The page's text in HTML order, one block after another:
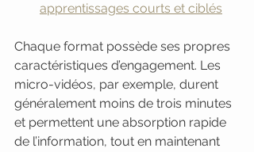
apprentissages courts et ciblés
Chaque format possède ses propres
caractéristiques d’engagement. Les
micro-vidéos, par exemple, durent
généralement moins de trois minutes
et permettent une absorption rapide
de l’information, tout en maintenant